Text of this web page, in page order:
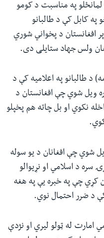
په مناسبت د کومو
په کابل کې د طالبانو
افغانستان د پخواني شوري
ولس جهاد ستایلی دی.
شپږمه) د طالبانو په اعلامیه کې د
ویل شوي چې افغانستان د
نکوي او بل چاته هم پخپلو
شوي چې افغانان د یو سوله
د اسلامي او نړیوالو
کړي چې په خبره یې په هغه
د ضرر احتمال نوي.
امارت له ټولو لیري او نژدې